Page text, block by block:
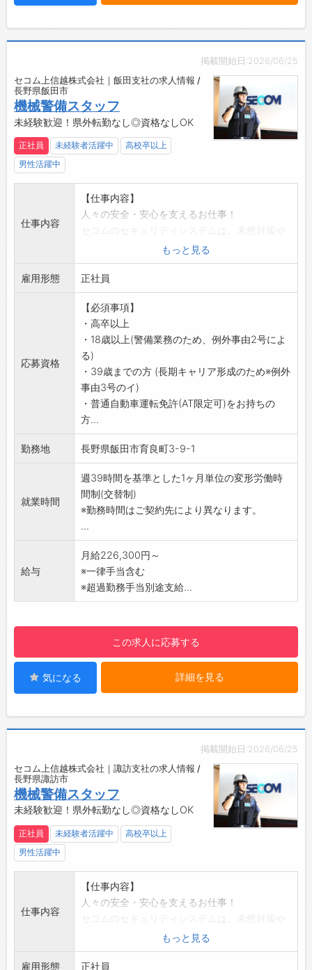
・あなたのキャリアアップを応援し、長期的な
【やりがい】
・機動警備隊として、直接お客様と接し、「あ
を感じられるやりがいのある仕事です。
・安全を守る使命感とお客様の信頼を得ること
で、日々の業務に誇りを持って取り組めます。
【職場の雰囲気】
・和やかな雰囲気の職場で、社歴や部署に関係
・若い勢力の新卒からキャリア20年以上のベテ
ランまで、幅広い年齢層が活躍している職場で
す！
環境が整っています◎
【先輩社員の声】
■警備事業本部 機動警備隊
「周りの上司と先輩に恵まれ、仲間や会社のた
めに働けることにやりがいを感じています。
仕事を通じて多くの方から「ありがとう」の
言葉をかけていただくことで、人の役に立てて
いることを実感すると、この仕事をやっていて
よかったと思います。」
【こんな方はぜひ！】
◆人と話すことが好きな方
◇明るく元気に行動できる方
掲載開始日:2026/06/25
セコム上信越株式会社｜飯田支社の求人情報 /
長野県飯田市
機械警備スタッフ
未経験歓迎！県外転勤なし◎資格なしOK
正社員 未経験者活躍中
高校卒以上
男性活躍中
仕事内容
【仕事内容】
人々の安全・安心を支えるお仕事！
被害拡大の防止が目的。
いち早く異常の兆候を発見することが重要で、
犯人逮捕や撃退が目的ではありません。
【具体的には】
(1)緊急対処
各種建物センサーに何らかの異常(侵入・設備異
常・火災・救急など)が発生した際に、コントロ
ールセンターから指示のもと対応
(2)ATM障害対応
金融機関のATM(現金自動預払機)に障害が発生
した際の対応
(3)保守点検
ィ機器を定期的にチェックします。万一異常が
ある場合は、修理・交換を行います。
ーーーーーーーーーーーーーーーーー
【充実の研修制度で初心者も安心】
入社時はもちろん、定期的な研修でしっかりバ
警備経験や知識がない方も業務は、マニュアル
化されていますので半月～1ヶ月程度で「守りの
プロフェッショナル」に！1つ1つ身につけてい
きましょう。
との触れ合いもあり、感謝の言葉をいただける
等やりがいを感じられます。安全・安心を支え
るセコムの一員として高い社会貢献性を実感で
きるお仕事です。
・業界最大手セコムグループ
・毎年最大10連休＋6連休あり
・大手ならではの手厚い手当と福利厚生
・社会情勢・景気の影響を受けにくい
【業務の変更範囲】
会社の定める業務
【おすすめポイント】
未経験からでもチャレンジできる環境です！
もっと見る
雇用形態 正社員
応募資格
【必須事項】
・高卒以上
・18歳以上(警備業務のため、例外事由2号によ
る)
・39歳までの方 (長期キャリア形成のため※例外
事由3号のイ)
・普通自動車運転免許(AT限定可)をお持ちの
方...
勤務地 長野県飯田市育良町3-9-1
就業時間
週39時間を基準とした1ヶ月単位の変形労働時
間制(交替制)
※勤務時間はご契約先により異なります。
...
給与
月給226,300円～
※一律手当含む
※超過勤務手当別途支給...
この求人に応募する
気になる 詳細を見る
掲載開始日:2026/06/25
セコム上信越株式会社｜諏訪支社の求人情報 /
長野県諏訪市
機械警備スタッフ
未経験歓迎！県外転勤なし◎資格なしOK
正社員 未経験者活躍中
高校卒以上
男性活躍中
仕事内容
【仕事内容】
人々の安全・安心を支えるお仕事！
被害拡大の防止が目的。
いち早く異常の兆候を発見することが重要で、
犯人逮捕や撃退が目的ではありません。
もっと見る
雇用形態 正社員